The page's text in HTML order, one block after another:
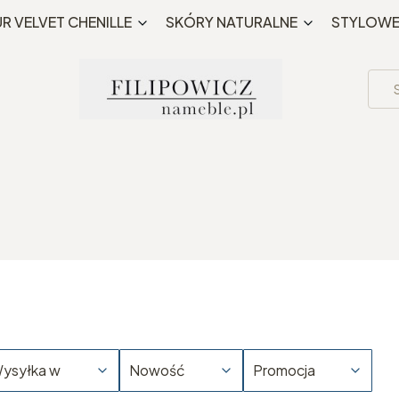
Bezpłatna wysyłka MWZ 195 PLN
VELVET CHENILLE SKÓRY NATURALNE STYLOWE
w Nowość Promocja